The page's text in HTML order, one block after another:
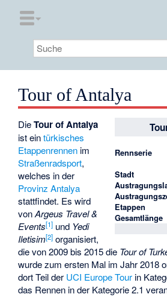
Tour of Antalya
Rennserie
Stadt
Etappen
Gesamtlänge
DieTour of Antalya
ist eintürkisches
Etappenrennen im
Straßenradsport,
welches in der
Provinz Antalya
stattfindet. Es wird
vonArgeus Travel &
Events[1] und Yedi
Iletisim[2] organisiert,
die von 2009 bis 2015 die Tour of
wurde zum ersten Mal im Jahr 2018
dort Teil der UCI Europe Tour in
das Rennen in der Kategorie 2.1